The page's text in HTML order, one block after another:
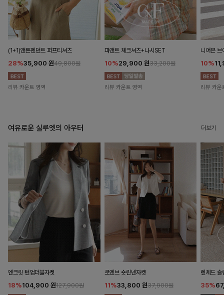
(1+1)앤튼펜던트 퍼프티셔츠
28%35,900 원49,800원
리뷰 카운트 영역
파앤트 체크셔츠+나시SET
10%29,900 원33,200원
리뷰 카운트 영역
니어븐 브
10%
리뷰 카운
여유로운 실루엣의 아우터 더보기
엔크릿 턴업더블자켓
18%104,900 원127,900원
로엔브 숏린넨자켓
11%33,800 원37,900원
렌체드
35%